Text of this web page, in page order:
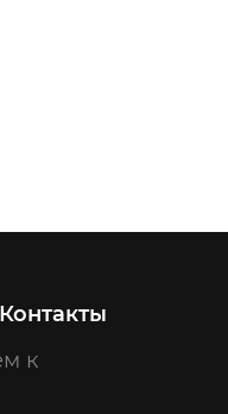
Контакты
к